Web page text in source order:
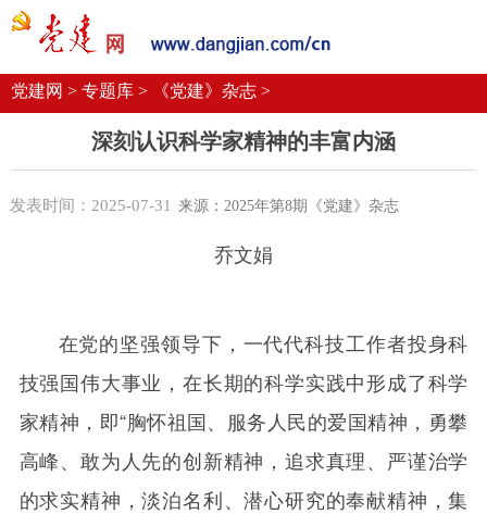
党建要闻
机关党建
校园党建 企业党建
党建网 > 专题库 > 《党建》杂志 >
深刻认识科学家精神的丰富内涵
发表时间：2025-07-31 来源：2025年第8期《党建》杂志
乔文娟
在党的坚强领导下，一代代科技工作者投身科
技强国伟大事业，在长期的科学实践中形成了科学
家精神，即“胸怀祖国、服务人民的爱国精神，勇攀
高峰、敢为人先的创新精神，追求真理、严谨治学
的求实精神，淡泊名利、潜心研究的奉献精神，集